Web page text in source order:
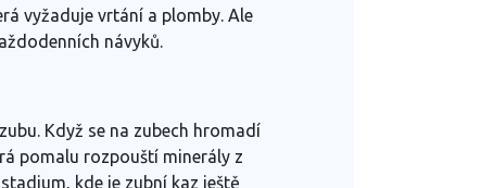
vyžaduje vrtání a plomby. Ale
návyků.
Když se na zubech hromadí
pomalu rozpouští minerály z
stadium, kde je zubní kaz ještě